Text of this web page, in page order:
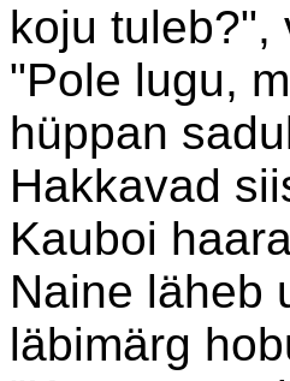
koju tuleb?",
"Pole lugu,
hüppan
Hakkavad
Kauboi
Naine läheb
läbimärg